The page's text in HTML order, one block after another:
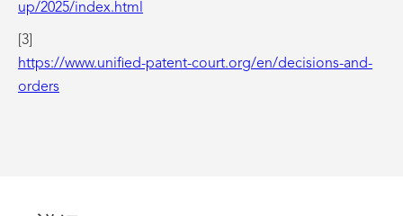
up/2025/index.html
[3]
https://www.unified-patent-court.org/en/decisions-and-
orders